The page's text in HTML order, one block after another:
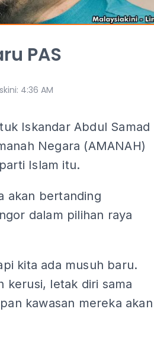
PAS
: 4:36 AM
Iskandar Abdul Samad
Negara (AMANAH)
Islam itu.
akan bertanding
dalam pilihan raya
kita ada musuh baru.
kerusi, letak diri sama
kawasan mereka akan